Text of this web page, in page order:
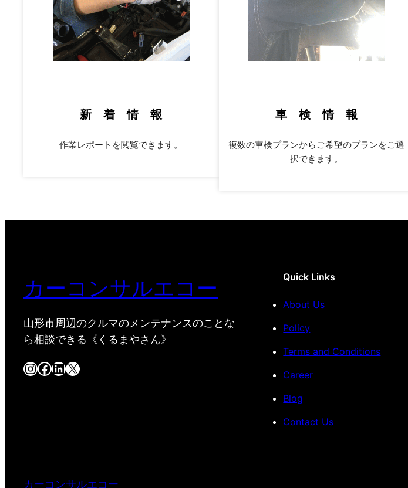
新 着 情 報
作業レポートを閲覧できます。
車 検 情 報
複数の車検プランからご希望のプランをご選
択できます。
カーコンサルエコー
山形市周辺のクルマのメンテナンスのことな
ら相談できる《くるまやさん》
InstagramFacebook LinkedIn X
Quick Links
About Us
Policy
Terms and Conditions
Career
Blog
Contact Us
カーコンサルエコー